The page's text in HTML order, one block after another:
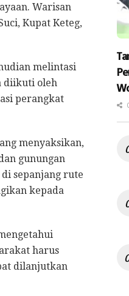
Warisan
Kupat Keteg,
melintasi
diikuti oleh
perangkat
menyaksikan,
gunungan
sepanjang rute
kepada
harus
dilanjutkan